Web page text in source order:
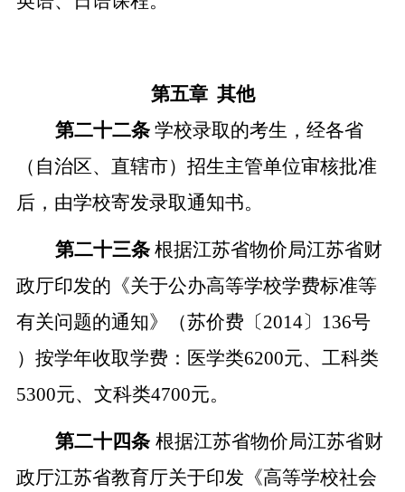
第五章 其他
第二十二条 学校录取的考生，经各省
（自治区、直辖市）招生主管单位审核批准
后，由学校寄发录取通知书。
第二十三条 根据江苏省物价局江苏省财
政厅印发的《关于公办高等学校学费标准等
有关问题的通知》（苏价费 〔2014〕 136号
）按学年收取学费 ：医学类6200元、工科类
5300元、文科类4700元。
第二十四条 根据江苏省物价局江苏省财
政厅江苏省教育厅关于印发《高等学校社会